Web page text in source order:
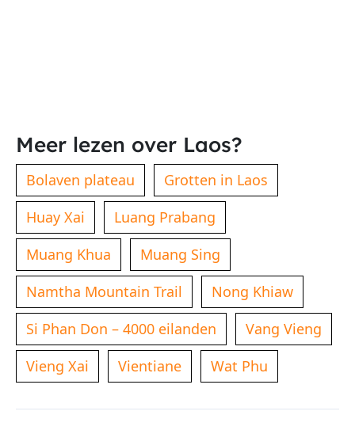
Meer lezen over Laos?
Bolaven plateau
Grotten in Laos
Huay Xai
Luang Prabang
Muang Khua
Muang Sing
Namtha Mountain Trail
Nong Khiaw
Si Phan Don – 4000 eilanden
Vang Vieng
Vieng Xai
Vientiane Wat Phu